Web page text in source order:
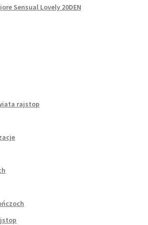
Sensual Lovely 20DEN
rajstop